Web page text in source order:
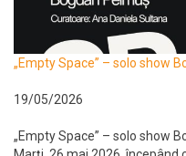
„Empty Space” – solo show
19/05/2026
„Empty Space” – solo show